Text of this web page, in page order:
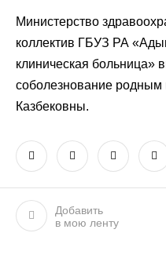
Министерство
коллектив ГБУЗ РА
клиническая больница»
соболезнование родным
Казбековны.
Добавить
в мою ленту